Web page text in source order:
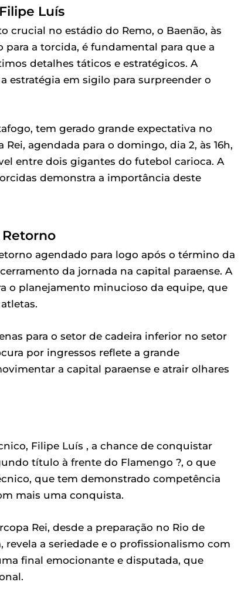
Luís
crucial no estádio do Remo, o Baenão, às
para a torcida, é fundamental para que a
detalhes táticos e estratégicos. A
estratégia em sigilo para surpreender o
tem gerado grande expectativa no
agendada para o domingo, dia 2, às 16h,
entre dois gigantes do futebol carioca. A
demonstra a importância deste
agendado para logo após o término da
da jornada na capital paraense. A
o planejamento minucioso da equipe, que
para o setor de cadeira inferior no setor
por ingressos reflete a grande
a capital paraense e atrair olhares
Filipe Luís , a chance de conquistar
título à frente do Flamengo ?, o que
que tem demonstrado competência
mais uma conquista.
Rei, desde a preparação no Rio de
a seriedade e o profissionalismo com
final emocionante e disputada, que